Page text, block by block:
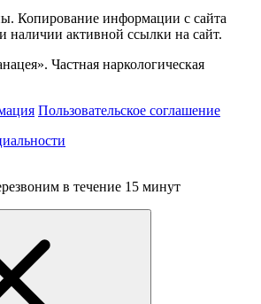
Копирование информации с сайта
наличии активной ссылки на сайт.
Частная наркологическая
Пользовательское соглашение
в течение 15 минут